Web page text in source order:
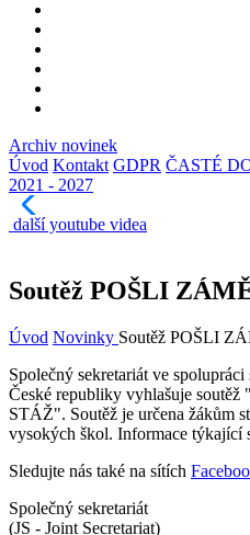
Archiv novinek
Úvod Kontakt GDPR ČASTÉ
2021 - 2027
další youtube videa
Soutěž POŠLI
Úvod Novinky Soutěž POŠLI
Společný sekretariát ve
České republiky vyhlašuje
STÁŽ". Soutěž je určena žákům
vysokých škol. Informace týkající
Sledujte nás také na sítích
Společný sekretariát
(JS - Joint Secretariat)